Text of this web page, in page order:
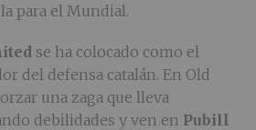
para el Mundial.
se ha colocado como el
del defensa catalán. En Old
una zaga que lleva
debilidades y ven en Pubill